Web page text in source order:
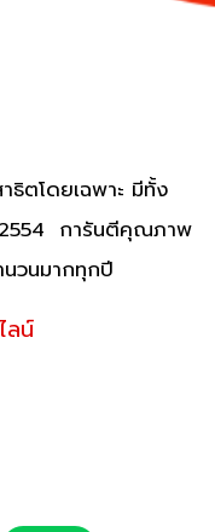
ธิตโดยเฉพาะ มีทั้ง
2554 การันตีคุณภาพ
วนมากทุกปี
ลน์